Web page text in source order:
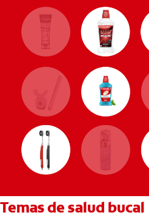
Temas de salud bucal